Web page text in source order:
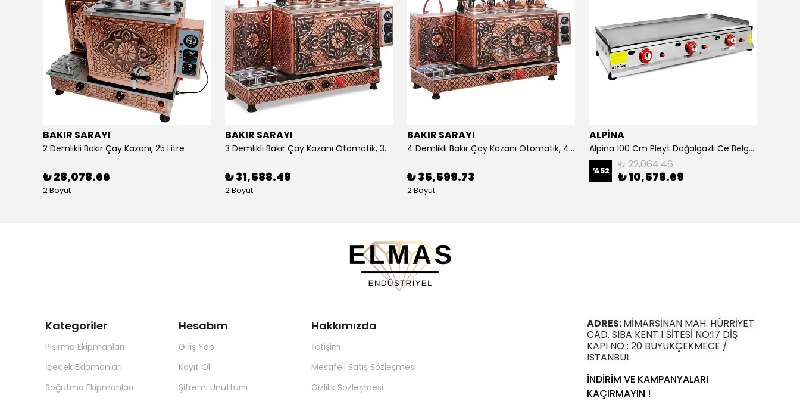
BAKIR SARAYI
2 Demlikli Bakır Çay Kazanı, 25 Litre
₺ 28,078.66
2 Boyut
BAKIR SARAYI
3 Demlikli Bakır Çay Kazanı Otomatik, 30 Litre
₺ 31,588.49
2 Boyut
BAKIR SARAYI
4 Demlikli Bakır Çay Kazanı Otomatik, 40 Litre
₺ 35,599.73
2 Boyut
ALPİNA
Alpina 100 Cm Pleyt Doğalgazlı Ce Belgeli
%52 ₺ 22,064.46
₺ 10,578.69
Kategoriler
Pişirme Ekipmanları
İçecek Ekipmanları
Soğutma Ekipmanları
Hesabım
Giriş Yap
Kayıt Ol
Şifremi Unuttum
Hakkımızda
İletişim
Mesafeli Satış Sözleşmesi
Gizlilik Sözleşmesi
ADRES:MİMARSİNAN MAH. HÜRRİYET
CAD. SIBA KENT 1 SİTESİ NO:17 DİŞ
KAPI NO : 20 BÜYÜKÇEKMECE /
ISTANBUL
İNDİRİM VE KAMPANYALARI
KAÇIRMAYIN !